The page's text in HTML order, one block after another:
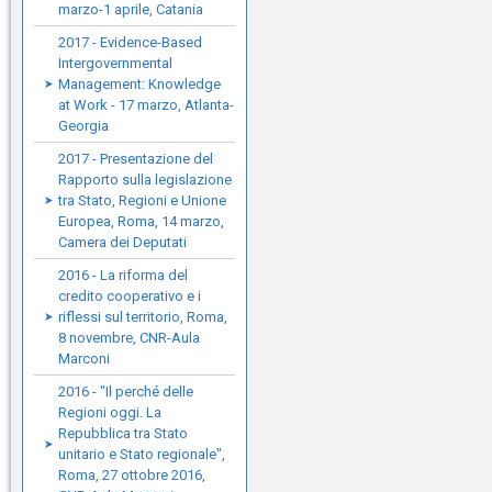
marzo-1 aprile, Catania
2017 - Evidence-Based
Intergovernmental
Management: Knowledge
at Work - 17 marzo, Atlanta-
Georgia
2017 - Presentazione del
Rapporto sulla legislazione
tra Stato, Regioni e Unione
Europea, Roma, 14 marzo,
Camera dei Deputati
2016 - La riforma del
credito cooperativo e i
riflessi sul territorio, Roma,
8 novembre, CNR-Aula
Marconi
2016 - "Il perché delle
Regioni oggi. La
Repubblica tra Stato
unitario e Stato regionale",
Roma, 27 ottobre 2016,